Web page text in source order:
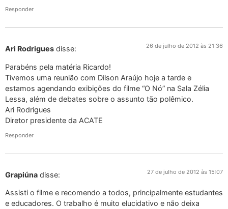
Responder
Ari Rodrigues disse: 26 de julho de 2012 às 21:36
Parabéns pela matéria Ricardo!
Tivemos uma reunião com Dilson Araújo hoje a tarde e
estamos agendando exibições do filme “O Nó” na Sala Zélia
Lessa, além de debates sobre o assunto tão polêmico.
Ari Rodrigues
Diretor presidente da ACATE
Responder
Grapiúna disse: 27 de julho de 2012 às 15:07
Assisti o filme e recomendo a todos, principalmente estudantes
e educadores. O trabalho é muito elucidativo e não deixa